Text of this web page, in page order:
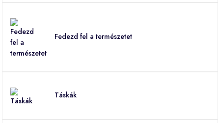
Fedezd fel a természetet
Táskák